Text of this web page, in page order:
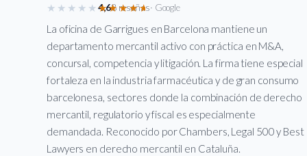
★★★★★★★★★★
4,68 reseñas· Google
La oficina de Garrigues en Barcelona mantiene un
departamento mercantil activo con práctica en M&A,
concursal, competencia y litigación. La firma tiene especial
fortaleza en la industria farmacéutica y de gran consumo
barcelonesa, sectores donde la combinación de derecho
mercantil, regulatorio y fiscal es especialmente
demandada. Reconocido por Chambers, Legal 500 y Best
Lawyers en derecho mercantil en Cataluña.